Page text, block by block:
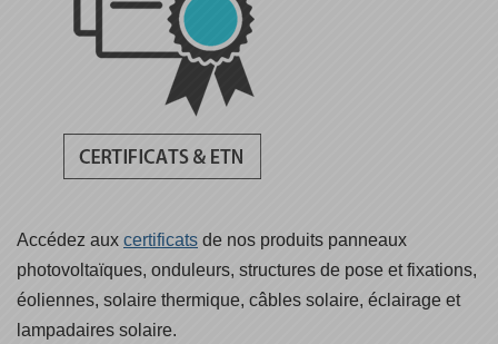
Accédez aux certificats de nos produits panneaux
photovoltaïques, onduleurs, structures de pose et fixations,
éoliennes, solaire thermique, câbles solaire, éclairage et
lampadaires solaire.